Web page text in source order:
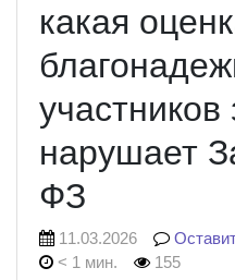
какая
участников
нарушает
ФЗ
11.03.2026
< 1 мин.
155